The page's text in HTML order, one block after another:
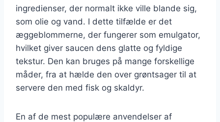
ingredienser, der normalt ikke ville blande sig,
som olie og vand. I dette tilfælde er det
æggeblommerne, der fungerer som emulgator,
hvilket giver saucen dens glatte og fyldige
tekstur. Den kan bruges på mange forskellige
måder, fra at hælde den over grøntsager til at
servere den med fisk og skaldyr.
En af de mest populære anvendelser af